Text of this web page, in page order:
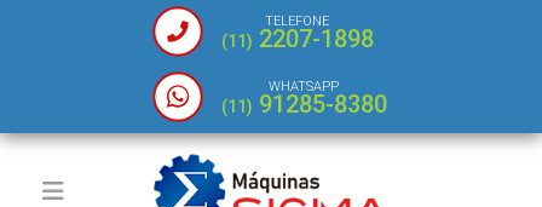
TELEFONE
(11) 2207-1898
WHATSAPP
(11) 91285-8380